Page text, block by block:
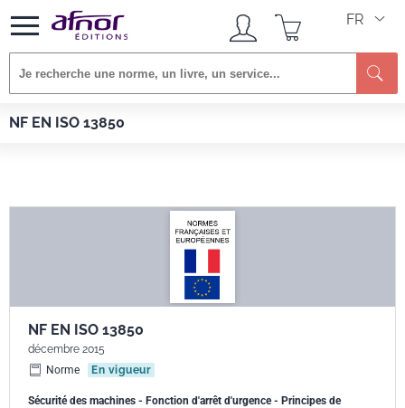
FR
NF EN ISO 13850
Afnor EDITIONS Normes
NF EN ISO 13850
décembre 2015
Norme
En vigueur
Sécurité des machines - Fonction d'arrêt d'urgence - Principes de